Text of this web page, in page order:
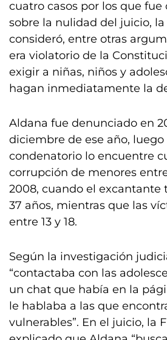
cuatro casos por los que fue
sobre la nulidad del juicio, la
consideró, entre otras
era violatorio de la
exigir a niñas, niños y
hagan inmediatamente la
Aldana fue denunciado en
diciembre de ese año,
condenatorio lo encuentre
corrupción de menores
2008, cuando el excantante
37 años, mientras que las
entre 13 y 18.
Según la investigación
“contactaba con las
un chat que había en la
le hablaba a las que
vulnerables”. En el juicio, la